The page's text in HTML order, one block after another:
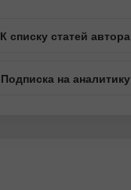
К списку статей автора
Подписка на аналитику